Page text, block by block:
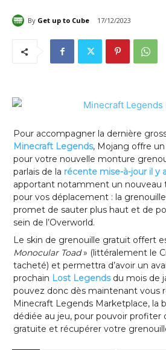
By Get up to Cube 17/12/2023
Pour accompagner la dernière
Minecraft Legends, Mojang offre
pour votre nouvelle monture
parlais de la récente mise-à-jour il y
apportant notamment un nouveau
pour vos déplacement : la
promet de sauter plus haut et de
sein de l’Overworld.
Le skin de grenouille gratuit offert
Monocular Toad» (littéralement le
tacheté) et permettra d’avoir un
prochain Lost Legendsdu mois de
pouvez donc dès maintenant vous
Minecraft Legends Marketplace, la
dédiée au jeu, pour pouvoir profiter
gratuite et récupérer votre